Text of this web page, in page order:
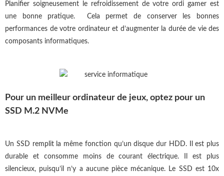
Planifier soigneusement le refroidissement de votre ordi gamer est
une bonne pratique. Cela permet de conserver les bonnes
performances de votre ordinateur et d’augmenter la durée de vie des
composants informatiques.
Pour un meilleur ordinateur de jeux, optez pour un
SSD M.2 NVMe
Un SSD remplit la même fonction qu’un disque dur HDD. Il est plus
durable et consomme moins de courant électrique. Il est plus
silencieux, puisqu’il n’y a aucune pièce mécanique. Le SSD est 10x